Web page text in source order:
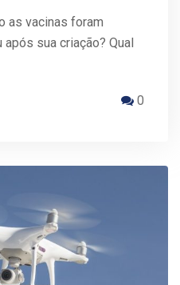
as vacinas foram
sua criação? Qual
0